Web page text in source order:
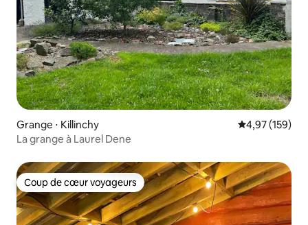
Grange ⋅ Killinchy Évaluation
4,97 (159)
La grange à Laurel Dene
Coup de cœur voyageurs
Coup de cœur voyageurs